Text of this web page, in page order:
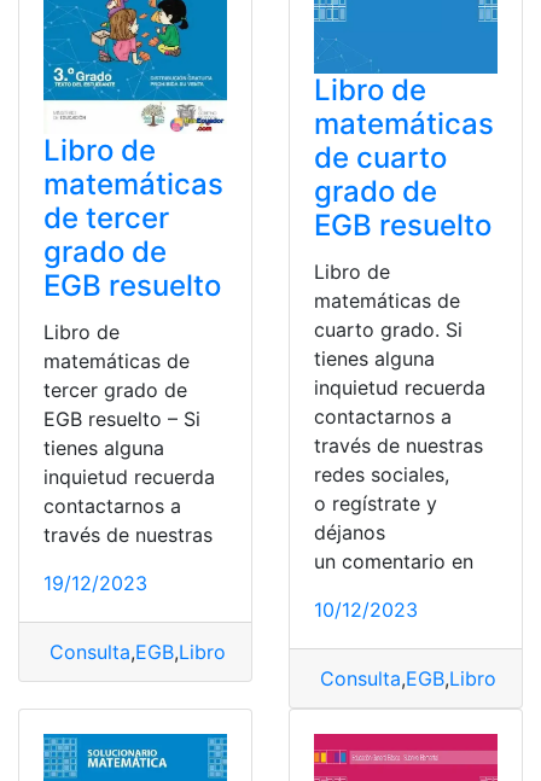
Libro de
matemáticas
de tercer
grado de
EGB resuelto
Libro de
matemáticas de
tercer grado de
EGB resuelto – Si
tienes alguna
inquietud recuerda
contactarnos a
través de nuestras
19/12/2023
Consulta,EGB,Libro Libro de matemáticas,
Libro de
matemáticas
de cuarto
grado de
EGB resuelto
Libro de
matemáticas de
cuarto grado. Si
tienes alguna
inquietud recuerda
contactarnos a
través de nuestras
redes sociales,
o regístrate y
déjanos
un comentario en
10/12/2023
Consulta,EGB,Libro